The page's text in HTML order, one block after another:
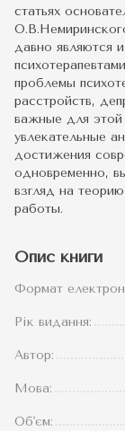
статьях
давно являются
проблемы
расстройств,
важные для этой
увлекательные
достижения
одновременно,
взгляд на
работы.
Опис книги
Формат
Рік видання:
Автор:
Мова:
Об'єм: